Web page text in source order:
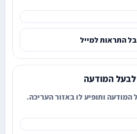
התראות למייל
המודעה
ותופיע לו באזור העריכה.